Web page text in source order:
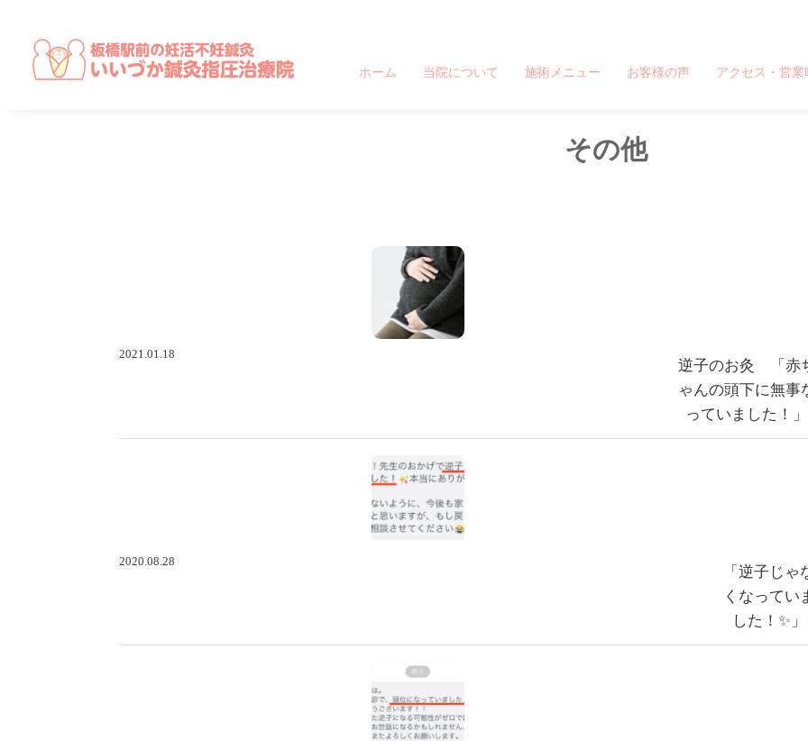
ホーム 当院について 施術メニュー お客様の声 アクセス・営業
その他
2021.01.18
逆子のお灸 「赤
ゃんの頭下に無事
っていました！」
2020.08.28
「逆子じゃ
くなってい
した！✨」